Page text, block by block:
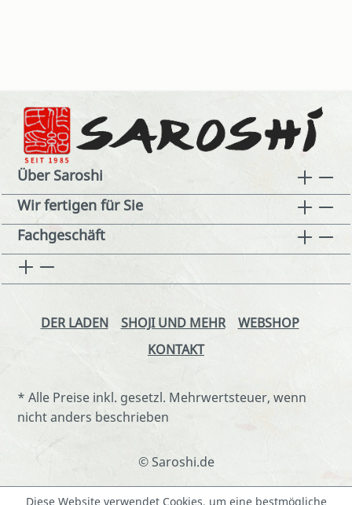
Über Saroshi
Wir fertigen für Sie
Fachgeschäft
DER LADEN SHOJI UND MEHR
WEBSHOP
KONTAKT
* Alle Preise inkl. gesetzl. Mehrwertsteuer, wenn
nicht anders beschrieben
© Saroshi.de
Diese Website verwendet Cookies, um eine bestmögliche